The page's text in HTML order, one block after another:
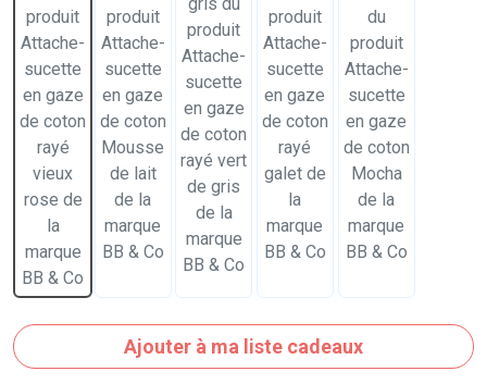
Ajouter à ma liste cadeaux